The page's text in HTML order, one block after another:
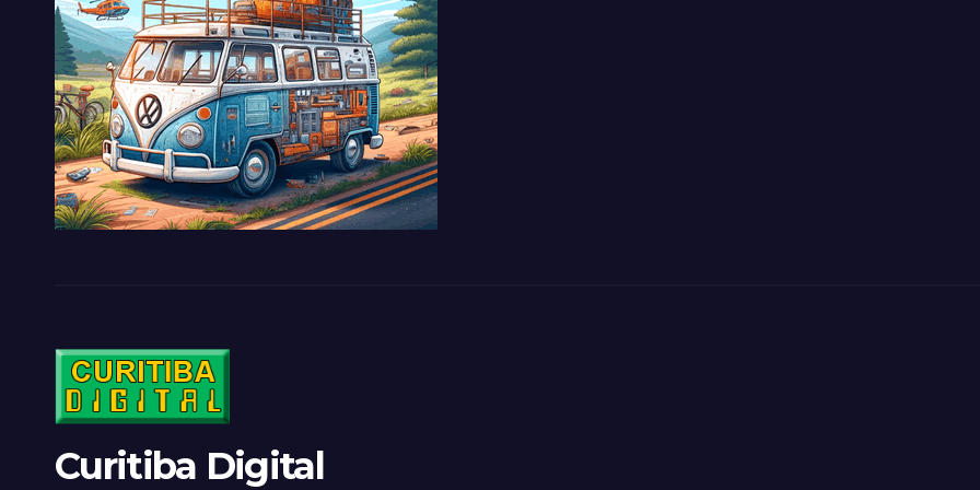
Curitiba Digital